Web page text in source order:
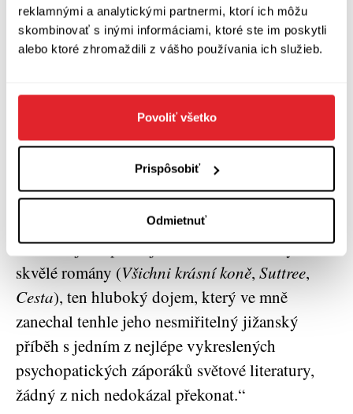
reklamnými a analytickými partnermi, ktorí ich môžu
skombinovať s inými informáciami, ktoré ste im poskytli
alebo ktoré zhromaždili z vášho používania ich služieb.
Povoliť všetko
Prispôsobiť
Odmietnuť
některých textů se tím poněkud rozmělňuje,
účinek jiných naopak znásobuje, a protože
hlavní roli tu nepochybně hraje, jak dobrým je
Téhle zemidodnes řadím mezi své
nejintenzivnější překladatelské prožitky.
Vzpomínám si, že po jedné scéně jsem si
dokonce musel dát pauzu a jít to ven na chvíli
rozdýchat.
Přestože jsem později četl další McCarthyho
skvělé romány (Všichni krásní koně, Suttree,
Cesta), ten hluboký dojem, který ve mně
zanechal tenhle jeho nesmiřitelný jižanský
příběh s jedním z nejlépe vykreslených
psychopatických záporáků světové literatury,
žádný z nich nedokázal překonat.“